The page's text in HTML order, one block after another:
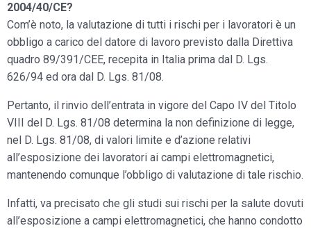
2004/40/CE?
Com’è noto, la valutazione di tutti i rischi per i lavoratori è un
obbligo a carico del datore di lavoro previsto dalla Direttiva
quadro 89/391/CEE, recepita in Italia prima dal D. Lgs.
626/94 ed ora dal D. Lgs. 81/08.
Pertanto, il rinvio dell’entrata in vigore del Capo IV del Titolo
VIII del D. Lgs. 81/08 determina la non definizione di legge,
nel D. Lgs. 81/08, di valori limite e d’azione relativi
all’esposizione dei lavoratori ai campi elettromagnetici,
mantenendo comunque l’obbligo di valutazione di tale rischio.
Infatti, va precisato che gli studi sui rischi per la salute dovuti
all’esposizione a campi elettromagnetici, che hanno condotto